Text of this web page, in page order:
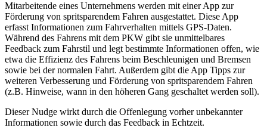
Mitarbeitende eines Unternehmens werden mit einer App zur
Förderung von spritsparendem Fahren ausgestattet. Diese App
erfasst Informationen zum Fahrverhalten mittels GPS-Daten.
Während des Fahrens mit dem PKW gibt sie unmittelbares
Feedback zum Fahrstil und legt bestimmte Informationen offen, wie
etwa die Effizienz des Fahrens beim Beschleunigen und Bremsen
sowie bei der normalen Fahrt. Außerdem gibt die App Tipps zur
weiteren Verbesserung und Förderung von spritsparendem Fahren
(z.B. Hinweise, wann in den höheren Gang geschaltet werden soll).
Dieser Nudge wirkt durch die Offenlegung vorher unbekannter
Informationen sowie durch das Feedback in Echtzeit.